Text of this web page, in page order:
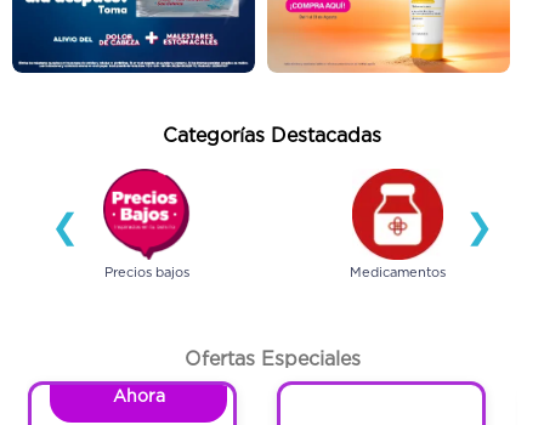
Categorías Destacadas
❮
Precios bajos Medicamentos
❯
Ofertas Especiales
Ahora